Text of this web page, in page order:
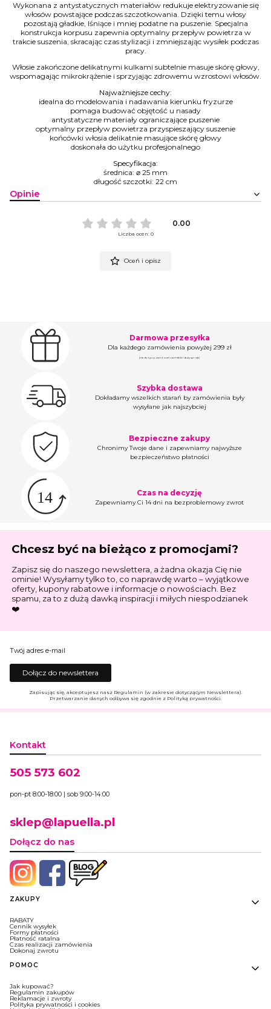
Wykonana z antystatycznych materiałów redukuje elektryzowanie się
włosów powstające podczas szczotkowania. Dzięki temu włosy
pozostają gładkie, lśniące i mniej podatne na puszenie. Specjalna
konstrukcja korpusu zapewnia optymalny przepływ powietrza w
trakcie suszenia, skracając czas stylizacji i zmniejszając wysiłek podczas
pracy.
Włosie zakończone delikatnymi kulkami subtelnie masuje skórę głowy,
wspomagając mikrokrążenie i sprzyjając zdrowemu wzrostowi włosów.
Najważniejsze cechy:
idealna do modelowania i nadawania kierunku fryzurze
pomaga budować objętość u nasady
antystatyczne materiały ograniczające puszenie
optymalny przepływ powietrza przyspieszający suszenie
końcówki włosia delikatnie masujące skórę głowy
doskonała do użytku profesjonalnego
Specyfikacja:
średnica: ⌀ 25 mm
długość szczotki: 22 cm
Opinie
0.00
Liczba ocen: 0
Oceń i opisz
Darmowa przesyłka
Dla każdego zamówienia powyżej 299 zł
(nie dotyczy zamówień na meble i duży sprzęt)
Szybka dostawa
Dokładamy wszelkich starań by zamówienia były
wysyłane jak najszybciej
Bezpieczne zakupy
Chronimy Twoje dane i zapewniamy najwyższe
bezpieczeństwo płatności
Czas na decyzję
Zapewniamy Ci 14 dni na bezproblemowy zwrot
Chcesz być na bieżąco z promocjami?
Zapisz się do naszego newslettera, a żadna okazja Cię nie
ominie! Wysyłamy tylko to, co naprawdę warto – wyjątkowe
oferty, kupony rabatowe i informacje o nowościach. Bez
spamu, za to z dużą dawką inspiracji i miłych niespodzianek
❤️
Twój adres e-mail
Dołącz do newslettera
Zapisując się, akceptujesz nasz Regulamin (w zakresie dotyczącym Newslettera).
Przetwarzanie danych odbywa się zgodnie z Polityką prywatności.
Kontakt
505 573 602
pon-pt 8:00-18:00 | sob 9:00-14:00
sklep@lapuella.pl
Dołącz do nas
Linki w stopce
ZAKUPY
RABATY
Cennik wysyłek
Formy płatności
Płatność ratalna
Czas realizacji zamówienia
Dokonaj zwrotu
POMOC
Jak kupować?
Regulamin zakupów
Reklamacje i zwroty
Polityka prywatności i cookies